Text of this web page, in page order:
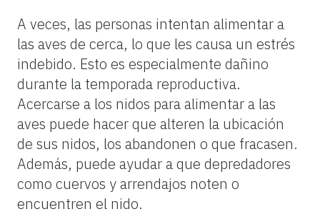
A veces, las personas intentan alimentar a
las aves de cerca, lo que les causa un estrés
indebido. Esto es especialmente dañino
durante la temporada reproductiva.
Acercarse a los nidos para alimentar a las
aves puede hacer que alteren la ubicación
de sus nidos, los abandonen o que fracasen.
Además, puede ayudar a que depredadores
como cuervos y arrendajos noten o
encuentren el nido.